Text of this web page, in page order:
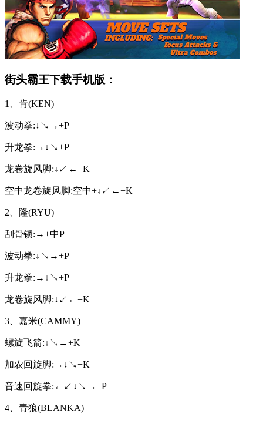
街头霸王下载手机版：
1、肯(KEN)
波动拳:↓↘→+P
升龙拳:→↓↘+P
龙卷旋风脚:↓↙←+K
空中龙卷旋风脚:空中+↓↙←+K
2、隆(RYU)
刮骨锁:→+中P
波动拳:↓↘→+P
升龙拳:→↓↘+P
龙卷旋风脚:↓↙←+K
3、嘉米(CAMMY)
螺旋飞箭:↓↘→+K
加农回旋脚:→↓↘+K
音速回旋拳:←↙↓↘→+P
4、青狼(BLANKA)